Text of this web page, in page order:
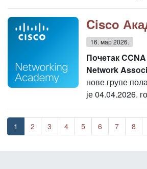
Cisco
16. мар 2026.
Почетак
Network
нове групе
је 04.04.2026.
1 2 3 4 5 6 7 8